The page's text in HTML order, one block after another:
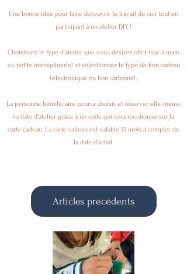
Une bonne idée pour faire découvrir le travail du cuir tout en
participant à un atelier DIY !
Choisissez le type d'atelier que vous désirez offrir (sac à main
ou petite maroquinerie) et sélectionnez le type de bon cadeau
(électronique ou bon cartonné).
La personne bénéficiaire pourra choisir et réserver elle-même
sa date d'atelier grâce à un code qui sera mentionné sur la
carte cadeau. La carte cadeau est valable 12 mois à compter de
la date d'achat.
Articles précédents